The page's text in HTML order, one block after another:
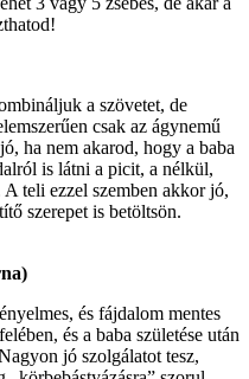
a szövetet, de
csak az ágynemű
ha nem akarod, hogy a baba
is látni a picit, a nélkül,
teli ezzel szemben akkor jó,
szerepet is betöltsön.
és fájdalom mentes
és a baba születése után
jó szolgálatot tesz,